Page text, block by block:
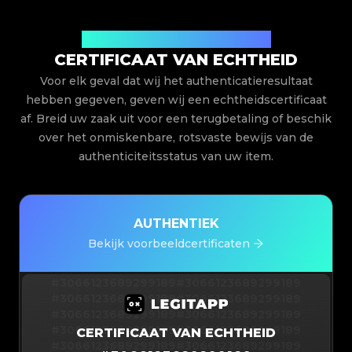
CERTIFICAAT VAN ECHTHEID
Voor elk geval dat wij het authenticatieresultaat
hebben gegeven, geven wij een echtheidscertificaat
af. Breid uw zaak uit voor een terugbetaling of beschik
over het onmiskenbare, rotsvaste bewijs van de
authenticiteitsstatus van uw item.
AUTHENTIEK
Bekijk voorbeeldcertificaten
#3066123689299189#3066123689299189
#3066123689299189#3066123689299189
#3066123689299189#3066123689299189
CERTIFICAAT VAN ECHTHEID